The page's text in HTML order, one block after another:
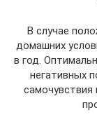
В случае
домашних
в год.
негативных